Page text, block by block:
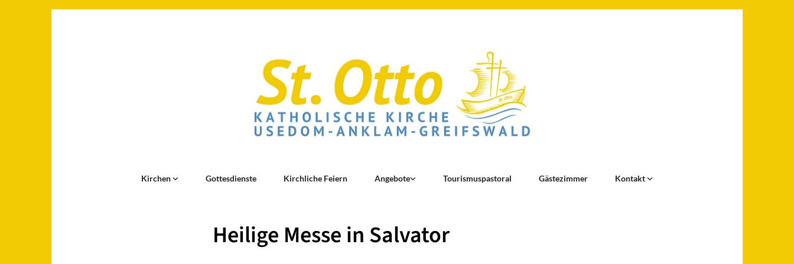
Kirchen Gottesdienste Kirchliche Feiern Angebote Tourismuspastoral Gästezimmer Kontakt
Heilige Messe in Salvator